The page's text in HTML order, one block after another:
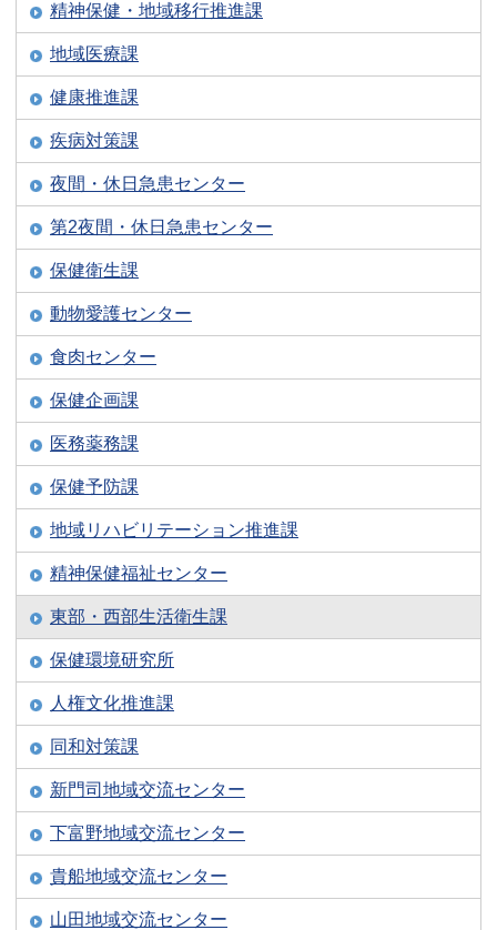
精神保健・地域移行推進課
地域医療課
健康推進課
疾病対策課
夜間・休日急患センター
第2夜間・休日急患センター
保健衛生課
動物愛護センター
食肉センター
保健企画課
医務薬務課
保健予防課
地域リハビリテーション推進課
精神保健福祉センター
東部・西部生活衛生課
保健環境研究所
人権文化推進課
同和対策課
新門司地域交流センター
下富野地域交流センター
貴船地域交流センター
山田地域交流センター